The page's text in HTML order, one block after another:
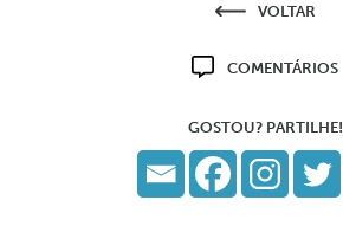
VOLTAR
COMENTÁRIOS
GOSTOU? PARTILHE!